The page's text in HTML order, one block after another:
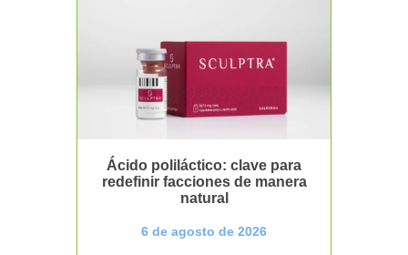
Ácido poliláctico: clave para
redefinir facciones de manera
natural
6 de agosto de 2026